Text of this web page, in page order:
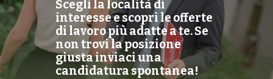
Scegli la località di
interesse e scopri le offerte
di lavoro più adatte a te. Se
non trovi la posizione
giusta inviaci una
candidatura spontanea!